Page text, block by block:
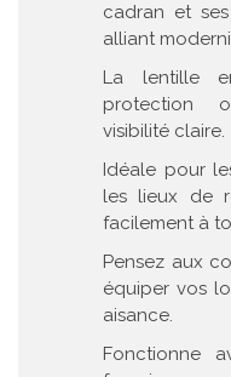
cadran et
alliant
La lentille
protection
visibilité claire.
Idéale pour
les lieux de
facilement à
Pensez aux
équiper vos
aisance.
Fonctionne